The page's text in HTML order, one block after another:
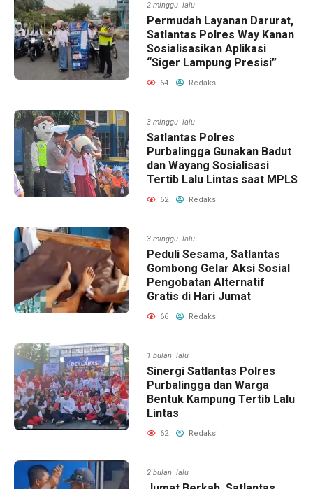
2 minggu lalu
Permudah Layanan Darurat,
Satlantas Polres Way Kanan
Sosialisasikan Aplikasi
“Siger Lampung Presisi”
64 Redaksi
3 minggu lalu
Satlantas Polres
Purbalingga Gunakan Badut
dan Wayang Sosialisasi
Tertib Lalu Lintas saat MPLS
62 Redaksi
3 minggu lalu
Peduli Sesama, Satlantas
Gombong Gelar Aksi Sosial
Pengobatan Alternatif
Gratis di Hari Jumat
66 Redaksi
1 bulan lalu
Sinergi Satlantas Polres
Purbalingga dan Warga
Bentuk Kampung Tertib Lalu
Lintas
62 Redaksi
2 bulan lalu